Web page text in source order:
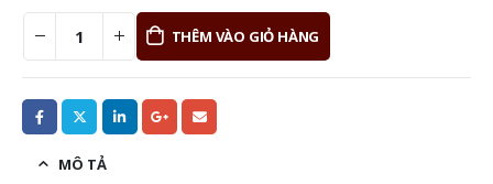
THÊM VÀO GIỎ HÀNG
MÔ TẢ